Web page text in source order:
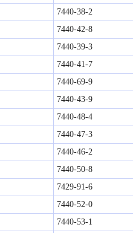
7440-38-2
7440-42-8
7440-39-3
7440-41-7
7440-69-9
7440-43-9
7440-48-4
7440-46-2
7440-50-8
7429-91-6
7440-52-0
7440-53-1